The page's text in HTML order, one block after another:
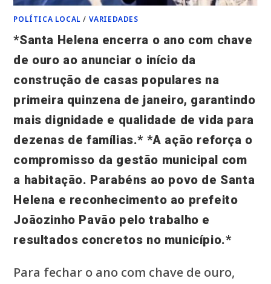
POLÍTICA LOCAL / VARIEDADES
*Santa Helena encerra o ano com chave
de ouro ao anunciar o início da
construção de casas populares na
primeira quinzena de janeiro, garantindo
mais dignidade e qualidade de vida para
dezenas de famílias.* *A ação reforça o
compromisso da gestão municipal com
a habitação. Parabéns ao povo de Santa
Helena e reconhecimento ao prefeito
Joãozinho Pavão pelo trabalho e
resultados concretos no município.*
Para fechar o ano com chave de ouro,